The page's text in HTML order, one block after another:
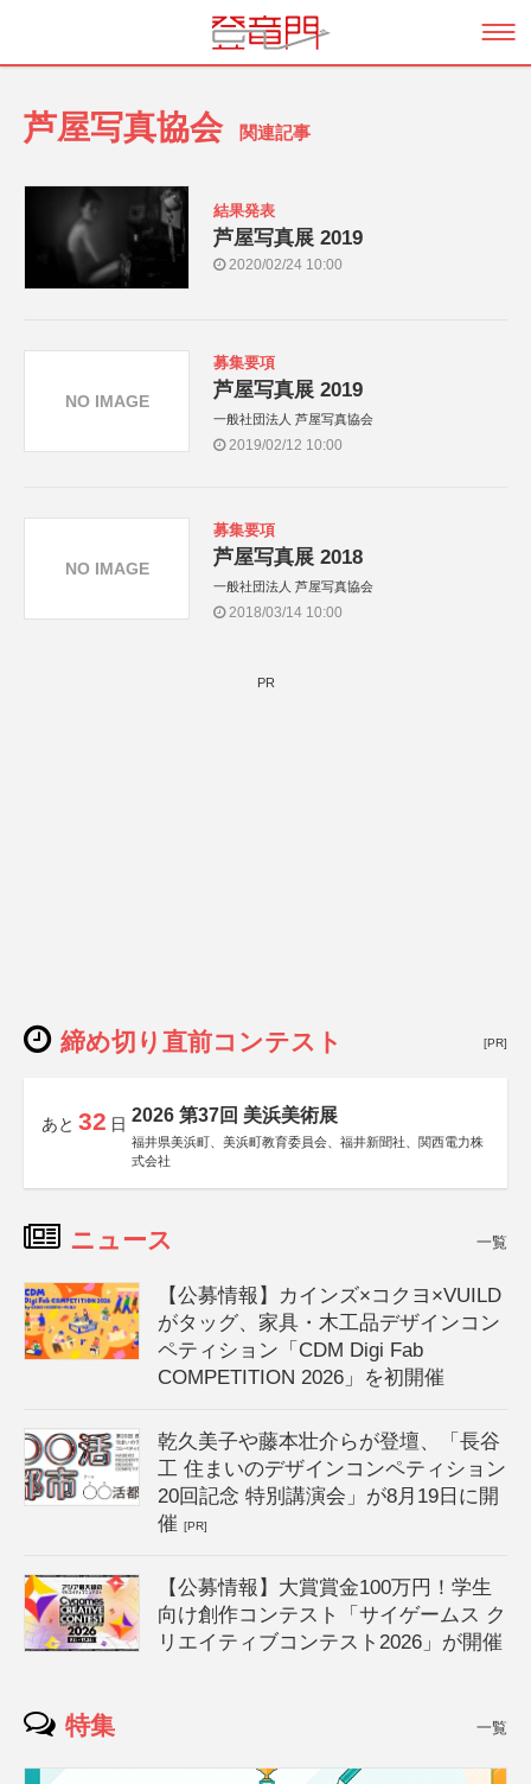
芦屋写真協会 関連記事
結果発表
芦屋写真展 2019
2020/02/24 10:00
募集要項
芦屋写真展 2019
一般社団法人 芦屋写真協会
2019/02/12 10:00
NO IMAGE
募集要項
芦屋写真展 2018
一般社団法人 芦屋写真協会
2018/03/14 10:00
NO IMAGE
PR
締め切り直前コンテスト [PR]
あと 32 日 2026 第37回 美浜美術展
福井県美浜町、美浜町教育委員会、福井新聞社、関西電力株
式会社
ニュース 一覧
【公募情報】カインズ×コクヨ×VUILD
がタッグ、家具・木工品デザインコン
ペティション「CDM Digi Fab
COMPETITION 2026」を初開催
乾久美子や藤本壮介らが登壇、「長谷
工 住まいのデザインコンペティション
20回記念 特別講演会」が8月19日に開
催[PR]
【公募情報】大賞賞金100万円！学生
向け創作コンテスト「サイゲームス ク
リエイティブコンテスト2026」が開催
特集 一覧